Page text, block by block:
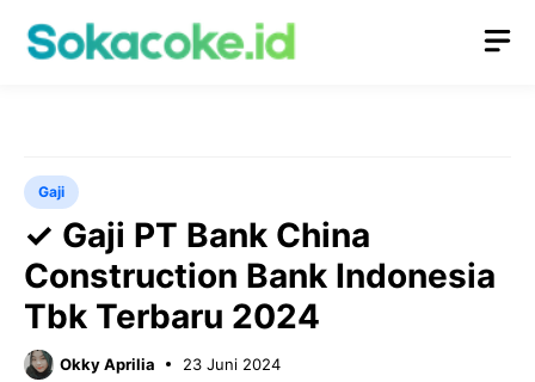
Gaji
✓ Gaji PT Bank China
Construction Bank Indonesia
Tbk Terbaru 2024
Okky Aprilia 23 Juni 2024